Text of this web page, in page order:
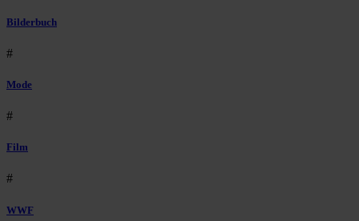
Bilderbuch
#
Mode
#
Film
#
WWF